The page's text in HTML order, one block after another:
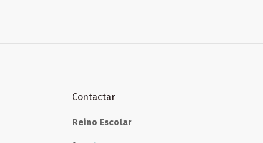
Contactar
Reino Escolar